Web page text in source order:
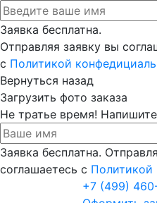
Заявка бесплатна.
Отправляя заявку вы
с Политикой
Вернуться назад
Загрузить фото заказа
Не тратье время!
Заявка бесплатна.
соглашаетесь с Политикой
+7 (499)